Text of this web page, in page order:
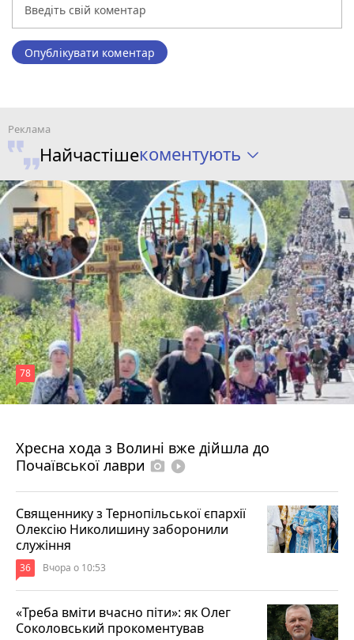
Опублікувати коментар
Найчастішекоментують
Хресна хода з Волині вже дійшла до
Почаївської лаври photo_camera play_circle_filled
78
Священнику з Тернопільської єпархії
Олексію Николишину заборонили
служіння
36 Вчора о 10:53
«Треба вміти вчасно піти»: як Олег
Соколовський прокоментував